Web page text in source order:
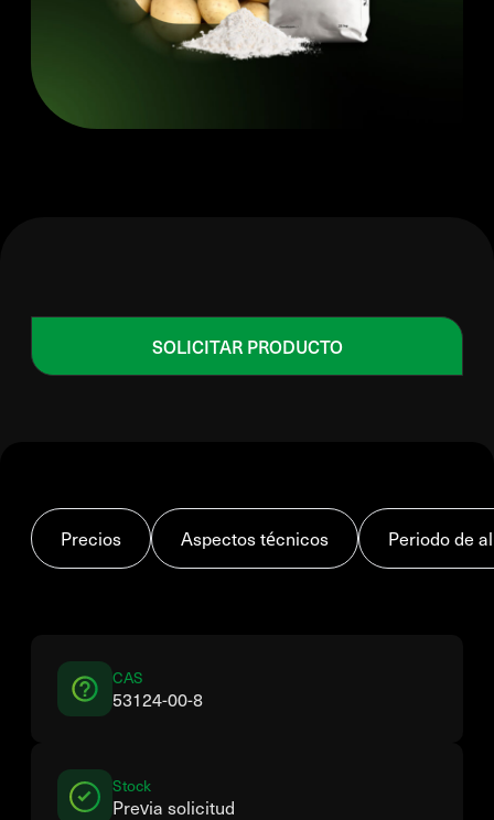
SOLICITAR PRODUCTO
Precios Aspectos técnicos Periodo de
CAS
53124-00-8
Stock
Previa solicitud